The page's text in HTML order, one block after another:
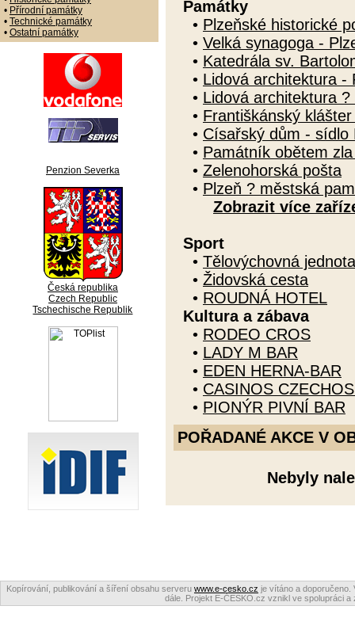
• Přírodní památky
• Technické památky
• Ostatní památky
Penzion Severka
Česká republika
Czech Republic
Tschechische Republik
Památky
• Plzeňské historické
• Velká synagoga -
• Katedrála sv.
• Lidová architektura -
• Lidová architektura
• Františkánský
• Císařský dům - sídlo
• Památník obětem
• Zelenohorská pošta
• Plzeň ? městská
Zobrazit více
Sport
• Tělovýchovná
• Židovská cesta
• ROUDNÁ HOTEL
Kultura a zábava
• RODEO CROS
• LADY M BAR
• EDEN HERNA-BAR
• CASINOS
• PIONÝR PIVNÍ BAR
POŘADANÉ AKCE V
Nebyly
Kopírování, publikování a šíření obsahu serveru www.e-cesko.cz je vítáno a doporučeno.
dále. Projekt E-ČESKO.cz vznikl ve spolupráci